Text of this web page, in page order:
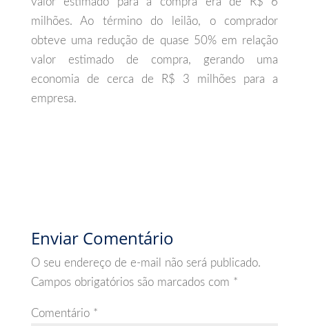
milhões. Ao término do leilão, o comprador
obteve uma redução de quase 50% em relação
valor estimado de compra, gerando uma
economia de cerca de R$ 3 milhões para a
empresa.
Enviar Comentário
O seu endereço de e-mail não será publicado.
Campos obrigatórios são marcados com *
Comentário *